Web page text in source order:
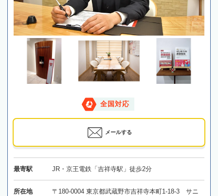
全国対応
メールする
最寄駅 JR・京王電鉄「吉祥寺駅」徒歩2分
所在地
〒180-0004 東京都武蔵野市吉祥寺本町1-18-3 サニ